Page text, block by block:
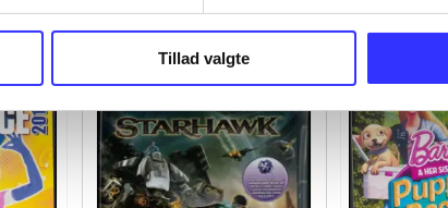
Tillad valgte